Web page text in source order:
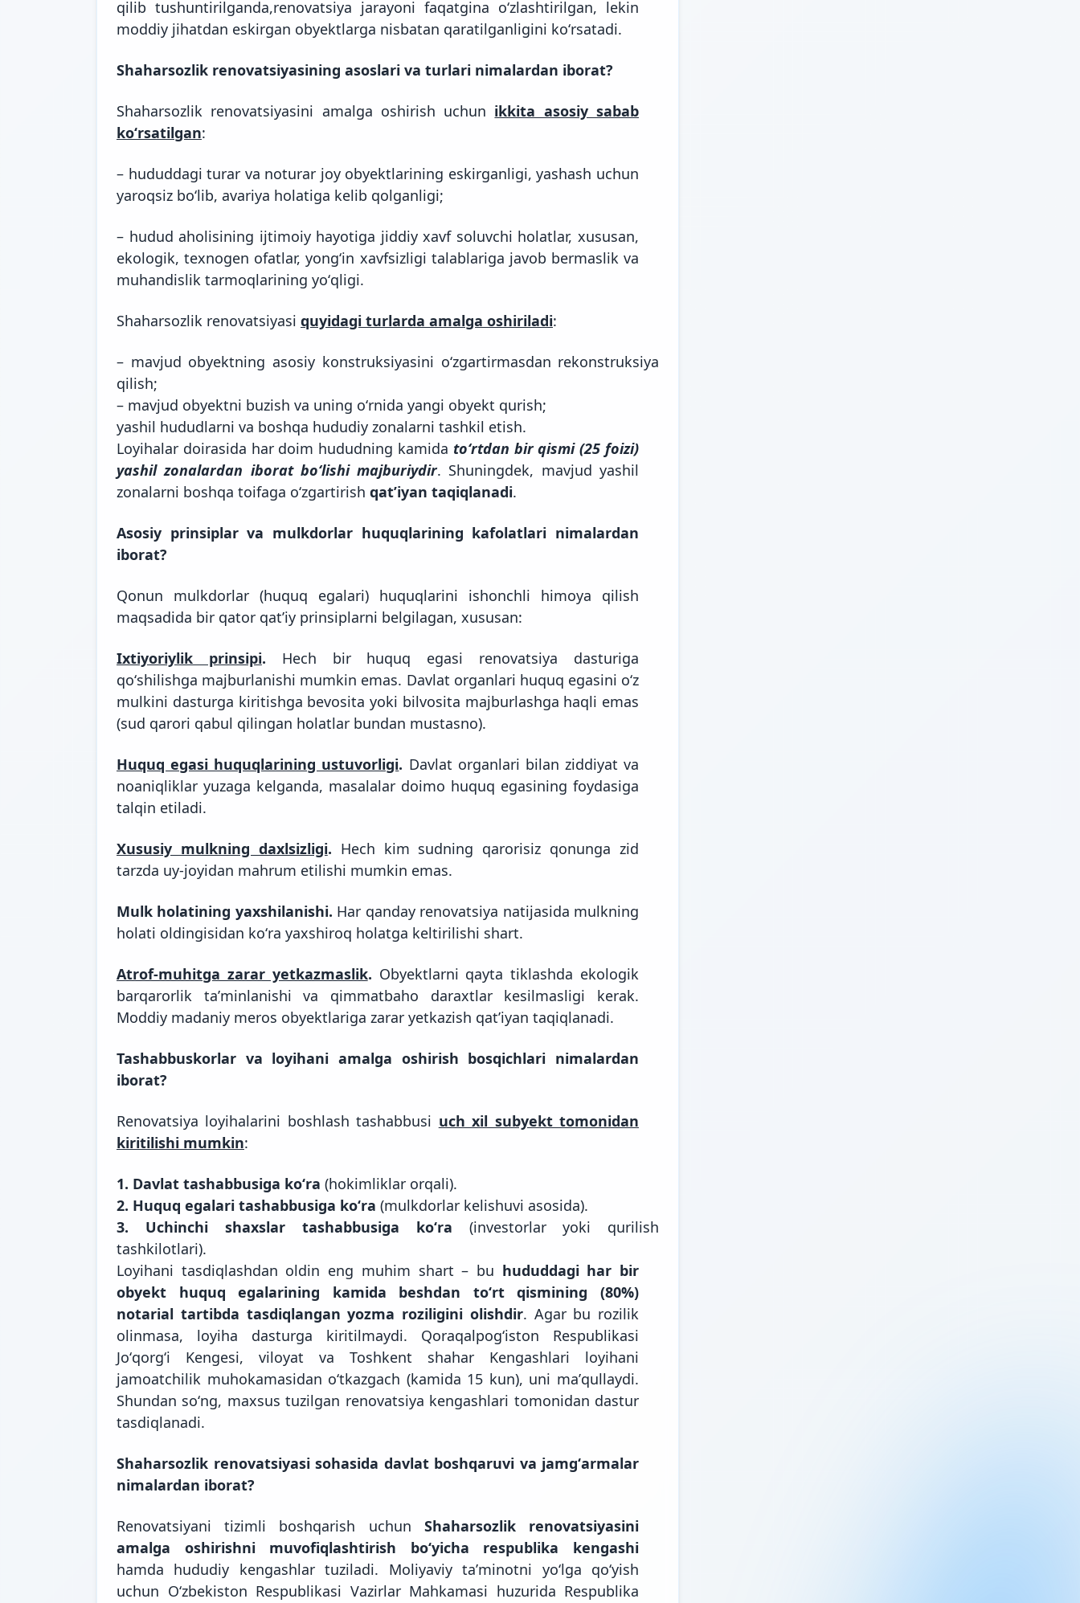
qilib tushuntirilganda,renovatsiya jarayoni faqatgina oʻzlashtirilgan, lekin
moddiy jihatdan eskirgan obyektlarga nisbatan qaratilganligini koʻrsatadi.
Shaharsozlik renovatsiyasining asoslari va turlari nimalardan iborat?
Shaharsozlik renovatsiyasini amalga oshirish uchun ikkita asosiy sabab
koʻrsatilgan:
– hududdagi turar va noturar joy obyektlarining eskirganligi, yashash uchun
yaroqsiz boʻlib, avariya holatiga kelib qolganligi;
– hudud aholisining ijtimoiy hayotiga jiddiy xavf soluvchi holatlar, xususan,
ekologik, texnogen ofatlar, yongʻin xavfsizligi talablariga javob bermaslik va
muhandislik tarmoqlarining yoʻqligi.
Shaharsozlik renovatsiyasi quyidagi turlarda amalga oshiriladi:
– mavjud obyektning asosiy konstruksiyasini oʻzgartirmasdan rekonstruksiya
qilish;
– mavjud obyektni buzish va uning oʻrnida yangi obyekt qurish;
yashil hududlarni va boshqa hududiy zonalarni tashkil etish.
Loyihalar doirasida har doim hududning kamida toʻrtdan bir qismi (25 foizi)
yashil zonalardan iborat boʻlishi majburiydir. Shuningdek, mavjud yashil
zonalarni boshqa toifaga oʻzgartirish qatʼiyan taqiqlanadi.
Asosiy prinsiplar va mulkdorlar huquqlarining kafolatlari nimalardan
iborat?
Qonun mulkdorlar (huquq egalari) huquqlarini ishonchli himoya qilish
maqsadida bir qator qatʼiy prinsiplarni belgilagan, xususan:
Ixtiyoriylik prinsipi. Hech bir huquq egasi renovatsiya dasturiga
qoʻshilishga majburlanishi mumkin emas. Davlat organlari huquq egasini oʻz
mulkini dasturga kiritishga bevosita yoki bilvosita majburlashga haqli emas
(sud qarori qabul qilingan holatlar bundan mustasno).
Huquq egasi huquqlarining ustuvorligi. Davlat organlari bilan ziddiyat va
noaniqliklar yuzaga kelganda, masalalar doimo huquq egasining foydasiga
talqin etiladi.
Xususiy mulkning daxlsizligi. Hech kim sudning qarorisiz qonunga zid
tarzda uy-joyidan mahrum etilishi mumkin emas.
Mulk holatining yaxshilanishi. Har qanday renovatsiya natijasida mulkning
holati oldingisidan koʻra yaxshiroq holatga keltirilishi shart.
Atrof-muhitga zarar yetkazmaslik. Obyektlarni qayta tiklashda ekologik
barqarorlik taʼminlanishi va qimmatbaho daraxtlar kesilmasligi kerak.
Moddiy madaniy meros obyektlariga zarar yetkazish qatʼiyan taqiqlanadi.
Tashabbuskorlar va loyihani amalga oshirish bosqichlari nimalardan
iborat?
Renovatsiya loyihalarini boshlash tashabbusi uch xil subyekt tomonidan
kiritilishi mumkin:
1. Davlat tashabbusiga koʻra (hokimliklar orqali).
2. Huquq egalari tashabbusiga koʻra (mulkdorlar kelishuvi asosida).
3. Uchinchi shaxslar tashabbusiga koʻra (investorlar yoki qurilish
tashkilotlari).
Loyihani tasdiqlashdan oldin eng muhim shart – bu hududdagi har bir
obyekt huquq egalarining kamida beshdan toʻrt qismining (80%)
notarial tartibda tasdiqlangan yozma roziligini olishdir. Agar bu rozilik
olinmasa, loyiha dasturga kiritilmaydi. Qoraqalpogʻiston Respublikasi
Joʻqorgʻi Kengesi, viloyat va Toshkent shahar Kengashlari loyihani
jamoatchilik muhokamasidan oʻtkazgach (kamida 15 kun), uni maʼqullaydi.
Shundan soʻng, maxsus tuzilgan renovatsiya kengashlari tomonidan dastur
tasdiqlanadi.
Shaharsozlik renovatsiyasi sohasida davlat boshqaruvi va jamgʻarmalar
nimalardan iborat?
Renovatsiyani tizimli boshqarish uchun Shaharsozlik renovatsiyasini
amalga oshirishni muvofiqlashtirish boʻyicha respublika kengashi
hamda hududiy kengashlar tuziladi. Moliyaviy taʼminotni yoʻlga qoʻyish
uchun Oʻzbekiston Respublikasi Vazirlar Mahkamasi huzurida Respublika